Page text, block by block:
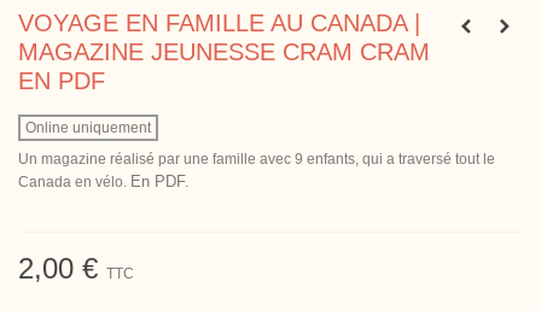
VOYAGE EN FAMILLE AU CANADA |
MAGAZINE JEUNESSE CRAM CRAM
EN PDF
Online uniquement
Un magazine réalisé par une famille avec 9 enfants, qui a traversé tout le
Canada en vélo. En PDF.
2,00 € TTC